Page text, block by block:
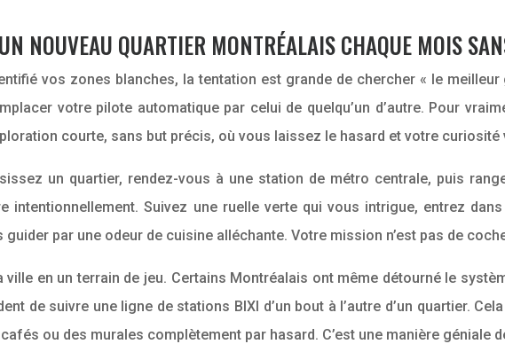
NOUVEAU QUARTIER MONTRÉALAIS CHAQUE MOIS
vos zones blanches, la tentation est grande de chercher « le
votre pilote automatique par celui de quelqu’un d’autre. Pour
courte, sans but précis, où vous laissez le hasard et votre curiosité
un quartier, rendez-vous à une station de métro centrale, puis
intentionnellement. Suivez une ruelle verte qui vous intrigue, entrez
par une odeur de cuisine alléchante. Votre mission n’est pas de
en un terrain de jeu. Certains Montréalais ont même détourné le
de suivre une ligne de stations BIXI d’un bout à l’autre d’un quartier.
ou des murales complètement par hasard. C’est une manière géniale